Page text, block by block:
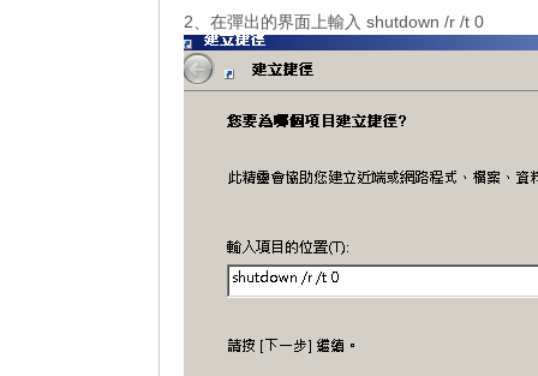
2、在彈出的界面上輸入 shutdown /r /t 0